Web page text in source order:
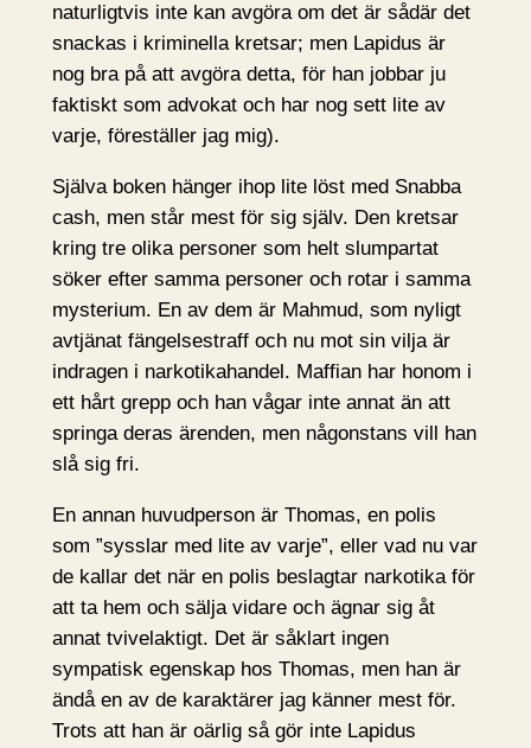
naturligtvis inte kan avgöra om det är sådär det
snackas i kriminella kretsar; men Lapidus är
nog bra på att avgöra detta, för han jobbar ju
faktiskt som advokat och har nog sett lite av
varje, föreställer jag mig).
Själva boken hänger ihop lite löst med Snabba
cash, men står mest för sig själv. Den kretsar
kring tre olika personer som helt slumpartat
söker efter samma personer och rotar i samma
mysterium. En av dem är Mahmud, som nyligt
avtjänat fängelsestraff och nu mot sin vilja är
indragen i narkotikahandel. Maffian har honom i
ett hårt grepp och han vågar inte annat än att
springa deras ärenden, men någonstans vill han
slå sig fri.
En annan huvudperson är Thomas, en polis
som ”sysslar med lite av varje”, eller vad nu var
de kallar det när en polis beslagtar narkotika för
att ta hem och sälja vidare och ägnar sig åt
annat tvivelaktigt. Det är såklart ingen
sympatisk egenskap hos Thomas, men han är
ändå en av de karaktärer jag känner mest för.
Trots att han är oärlig så gör inte Lapidus